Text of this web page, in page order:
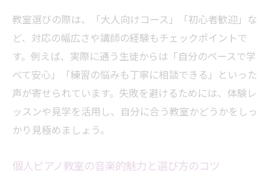
教室選びの際は、「大人向けコース」「初心者歓迎」な
ど、対応の幅広さや講師の経験もチェックポイントで
す。例えば、実際に通う生徒からは「自分のペースで学
べて安心」「練習の悩みも丁寧に相談できる」といった
声が寄せられています。失敗を避けるためには、体験レ
ッスンや見学を活用し、自分に合う教室かどうかをしっ
かり見極めましょう。
個人ピアノ教室の音楽的魅力と選び方のコツ